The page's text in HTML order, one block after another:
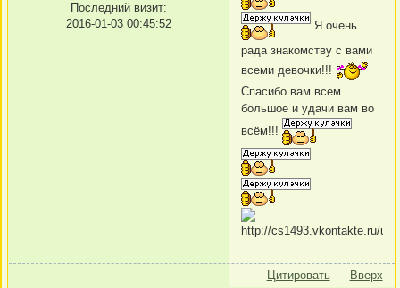
Последний визит:
2016-01-03 00:45:52
Я очень
рада знакомству с вами
всеми девочки!!!
Спасибо вам всем
большое и удачи вам во
всём!!!
Цитировать Вверх